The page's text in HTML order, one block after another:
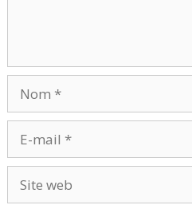
mail
web